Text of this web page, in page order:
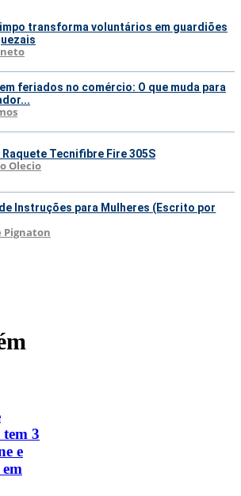
transforma voluntários em guardiões
feriados no comércio: O que muda para
Raquete Tecnifibre Fire 305S
Olecio
Instruções para Mulheres (Escrito por
Pignaton
3
e